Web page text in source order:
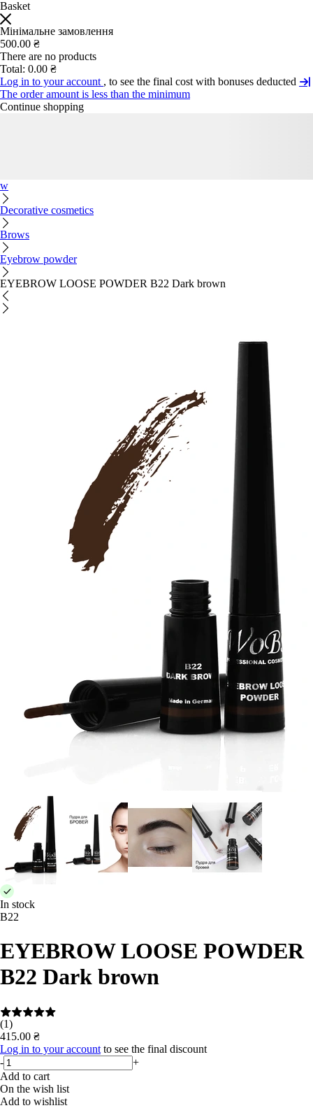
Basket
Мінімальне замовлення
500.00 ₴
There are no products
Total: 0.00 ₴
Log in to your account , to see the final cost with bonuses deducted
The order amount is less than the minimum
Continue shopping
w
Decorative cosmetics
Brows
Eyebrow powder
EYEBROW LOOSE POWDER B22 Dark brown
In stock
B22
EYEBROW LOOSE POWDER
B22 Dark brown
(1)
415.00 ₴
Log in to your account to see the final discount
-
+
Add to cart
On the wish list
Add to wishlist